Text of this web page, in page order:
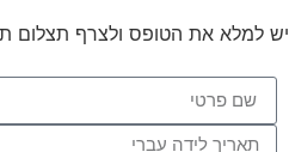
יש למלא את הטופס ולצרף תצלום